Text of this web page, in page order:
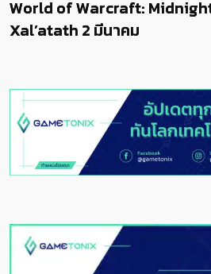
World of Warcraft:
Xal’atath 2 มีนาคม